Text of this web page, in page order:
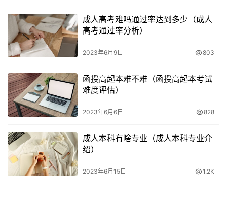
成人高考难吗通过率达到多少（成人
高考通过率分析）
2023年6月9日 803
函授高起本难不难（函授高起本考试
难度评估）
2023年6月6日 828
成人本科有啥专业（成人本科专业介
绍）
2023年6月15日 1.2K